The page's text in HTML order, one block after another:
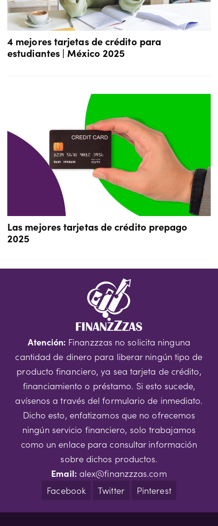
4 mejores tarjetas de crédito para
estudiantes | México 2025
Las mejores tarjetas de crédito prepago
2025
Atención: Finanzzzas no solicita ninguna
cantidad de dinero para liberar ningún tipo de
producto financiero, ya sea tarjeta de crédito,
financiamiento o préstamo. Si esto sucede,
avísenos a través del formulario de inmediato.
Dicho esto, enfatizamos que no ofrecemos
ningún servicio financiero, solo trabajamos
como un enlace para consultar información
sobre dichos productos.
Email: alex@finanzzzas.com
Facebook
Twitter Pinterest